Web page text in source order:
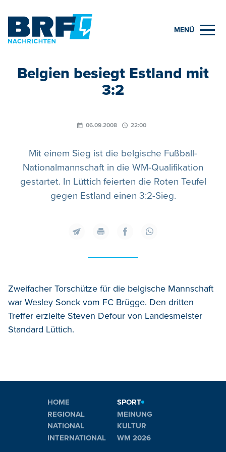
MENÜ
Belgien besiegt Estland mit
3:2
06.09.2008 22:00
Mit einem Sieg ist die belgische Fußball-
Nationalmannschaft in die WM-Qualifikation
gestartet. In Lüttich feierten die Roten Teufel
gegen Estland einen 3:2-Sieg.
Zweifacher Torschütze für die belgische Mannschaft
war Wesley Sonck vom FC Brügge. Den dritten
Treffer erzielte Steven Defour von Landesmeister
Standard Lüttich.
HOME
REGIONAL
NATIONAL
INTERNATIONAL
SPORT
MEINUNG
KULTUR
WM 2026